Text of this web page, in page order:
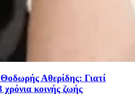
Αθερίδης: Γιατί
κοινής ζωής